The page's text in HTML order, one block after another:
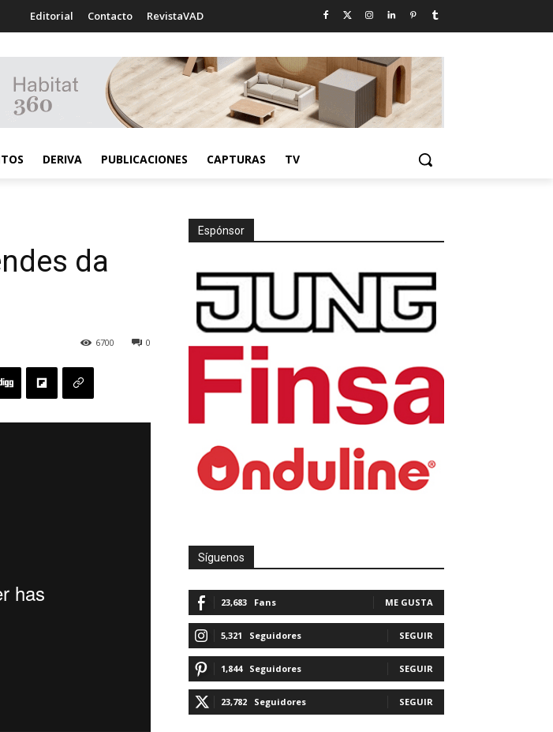
Editorial Contacto RevistaVAD
DERIVA PUBLICACIONES CAPTURAS TV
da
0
6700
Espónsor
Síguenos
23,683 Fans ME GUSTA
5,321 Seguidores SEGUIR
1,844 Seguidores SEGUIR
23,782 Seguidores SEGUIR